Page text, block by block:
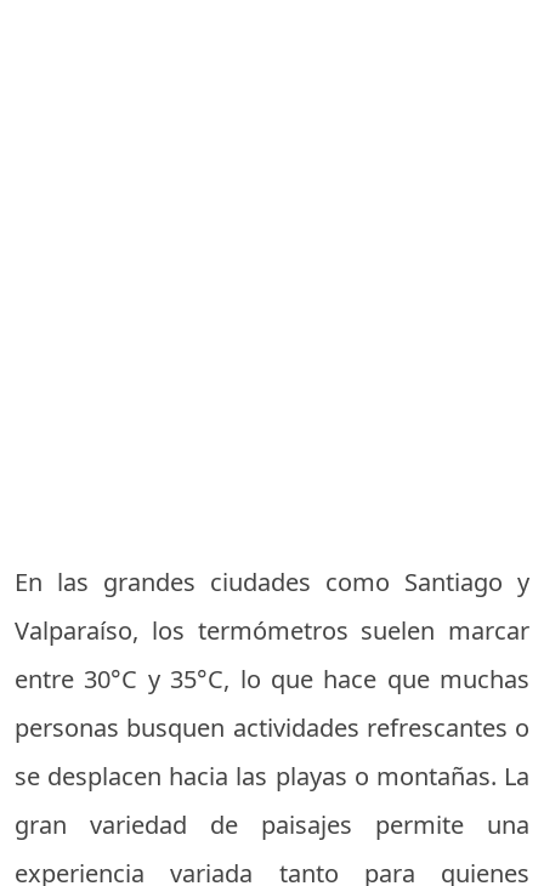
En las grandes ciudades como Santiago y
Valparaíso, los termómetros suelen marcar
entre 30°C y 35°C, lo que hace que muchas
personas busquen actividades refrescantes o
se desplacen hacia las playas o montañas. La
gran variedad de paisajes permite una
experiencia variada tanto para quienes